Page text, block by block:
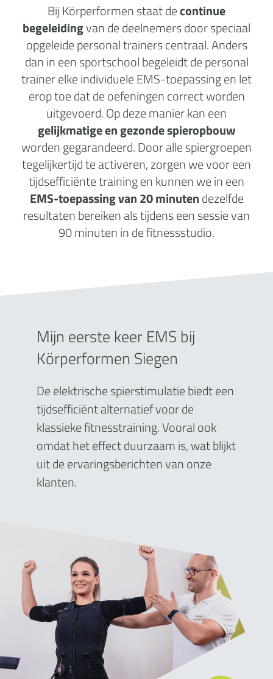
Bij Körperformen staat decontinue
begeleidingvan de deelnemers door speciaal
opgeleide personal trainers centraal. Anders
dan in een sportschool begeleidt de personal
trainer elke individuele EMS-toepassing en let
erop toe dat de oefeningen correct worden
uitgevoerd. Op deze manier kan een
gelijkmatige en gezonde spieropbouw
worden gegarandeerd. Door alle spiergroepen
tegelijkertijd te activeren, zorgen we voor een
tijdsefficiënte training en kunnen we in een
EMS-toepassing van 20 minutendezelfde
resultaten bereiken als tijdens een sessie van
90 minuten in de fitnessstudio.
Mijn eerste keer EMS bij
Körperformen Siegen
De elektrische spierstimulatie biedt een
tijdsefficiënt alternatief voor de
klassieke fitnesstraining. Vooral ook
omdat het effect duurzaam is, wat blijkt
uit de ervaringsberichten van onze
klanten.